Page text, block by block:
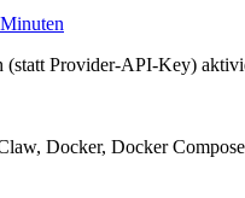
Provider-API-Key)
Docker, Docker